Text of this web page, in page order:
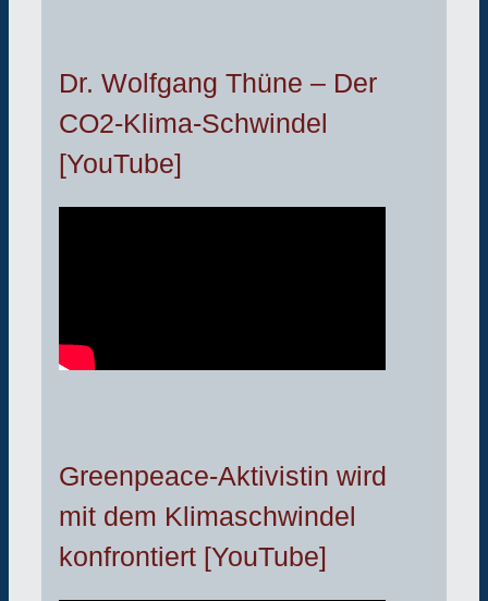
Dr. Wolfgang Thüne – Der
CO2-Klima-Schwindel
[YouTube]
Greenpeace-Aktivistin wird
mit dem Klimaschwindel
konfrontiert [YouTube]